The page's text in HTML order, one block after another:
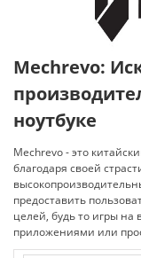
Mechrevo:
ноутбуке
Mechrevo - это
благодаря своей
предоставить
целей, будь то игры на
приложениями или